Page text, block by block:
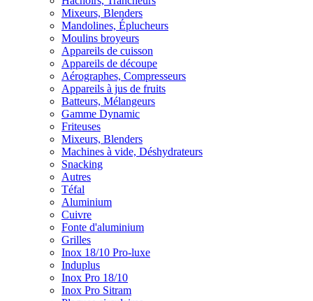
Mixeurs, Blenders
Mandolines, Éplucheurs
Moulins broyeurs
Appareils de cuisson
Appareils de découpe
Aérographes, Compresseurs
Appareils à jus de fruits
Batteurs, Mélangeurs
Gamme Dynamic
Friteuses
Mixeurs, Blenders
Machines à vide, Déshydrateurs
Snacking
Autres
Téfal
Aluminium
Cuivre
Fonte d'aluminium
Grilles
Inox 18/10 Pro-luxe
Induplus
Inox Pro 18/10
Inox Pro Sitram